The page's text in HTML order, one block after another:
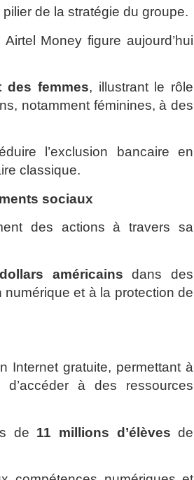
de la stratégie du groupe.
Airtel Money figure aujourd’hui
des femmes, illustrant le rôle
notamment féminines, à des
l’exclusion bancaire en
classique.
sociaux
des actions à travers sa
américains dans des
numérique et à la protection de
Internet gratuite, permettant à
d’accéder à des ressources
de 11 millions d’élèves de